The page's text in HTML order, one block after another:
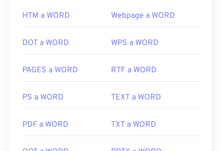
HTM a WORD Webpage a WORD
DOT a WORD WPS a WORD
PAGES a WORD RTF a WORD
PS a WORD TEXT a WORD
PDF a WORD TXT a WORD